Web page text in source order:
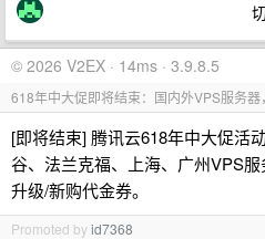
© 2026 V2EX · 14ms · 3.9.8.5
618年中大促即将结束：国内外VPS服务
[即将结束] 腾讯云618年中大促活
谷、法兰克福、上海、广州VPS
升级/新购代金券。
Promoted byid7368